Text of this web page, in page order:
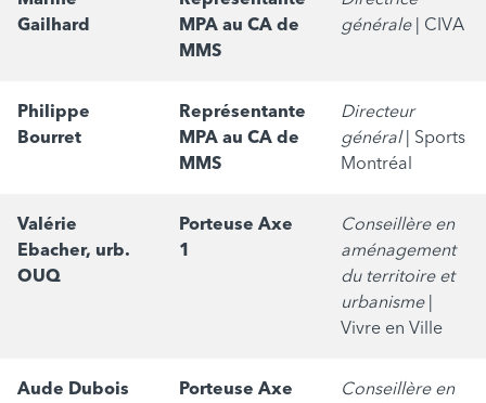
Gailhard
MPA au CA de
MMS
générale
| CIVA
Philippe
Bourret
Représentante
MPA au CA de
MMS
Directeur
général | Sports
Montréal
Valérie
Ebacher, urb.
OUQ
Porteuse Axe
1
Conseillère en
aménagement
du territoire et
urbanisme|
Vivre en Ville
Aude Dubois
Porteuse Axe
Conseillère en